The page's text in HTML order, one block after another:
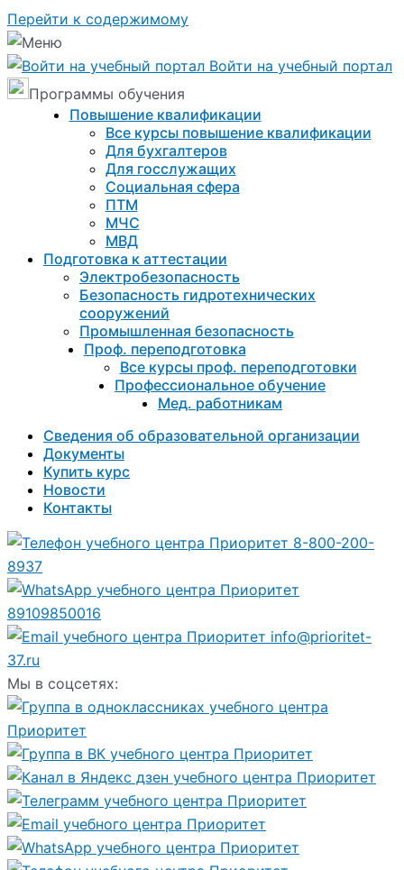
Перейти к содержимому
Войти на учебный портал
Программы обучения
Повышение квалификации
Все курсы повышение квалификации
Для бухгалтеров
Для госслужащих
Социальная сфера
ПТМ
МЧС
МВД
Подготовка к aттестации
Электробезопасность
Безопасность гидротехнических
сооружений
Промышленная безопасность
Проф. переподготовка
Все курсы проф. переподготовки
Профессиональное обучение
Мед. работникам
Сведения об образовательной организации
Документы
Купить курс
Новости
Контакты
8-800-200-
8937
89109850016
info@prioritet-
37.ru
Мы в соцсетях: